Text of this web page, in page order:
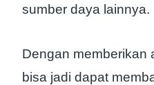
sumber daya lainnya.
Dengan memberikan
bisa jadi dapat